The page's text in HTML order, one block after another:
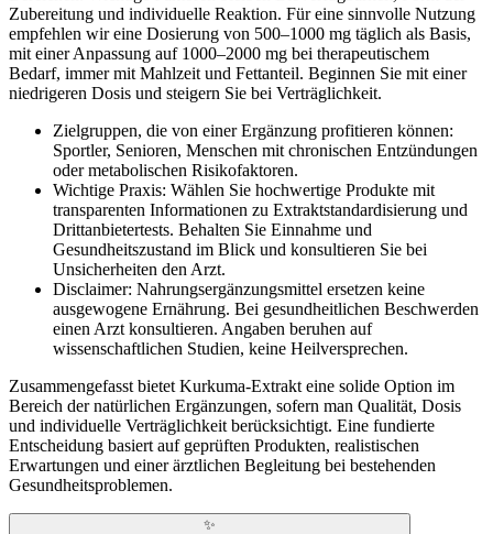
Zubereitung und individuelle Reaktion. Für eine sinnvolle Nutzung
empfehlen wir eine Dosierung von 500–1000 mg täglich als Basis,
mit einer Anpassung auf 1000–2000 mg bei therapeutischem
Bedarf, immer mit Mahlzeit und Fettanteil. Beginnen Sie mit einer
niedrigeren Dosis und steigern Sie bei Verträglichkeit.
Zielgruppen, die von einer Ergänzung profitieren können:
Sportler, Senioren, Menschen mit chronischen Entzündungen
oder metabolischen Risikofaktoren.
Wichtige Praxis: Wählen Sie hochwertige Produkte mit
transparenten Informationen zu Extraktstandardisierung und
Drittanbietertests. Behalten Sie Einnahme und
Gesundheitszustand im Blick und konsultieren Sie bei
Unsicherheiten den Arzt.
Disclaimer: Nahrungsergänzungsmittel ersetzen keine
ausgewogene Ernährung. Bei gesundheitlichen Beschwerden
einen Arzt konsultieren. Angaben beruhen auf
wissenschaftlichen Studien, keine Heilversprechen.
Zusammengefasst bietet Kurkuma-Extrakt eine solide Option im
Bereich der natürlichen Ergänzungen, sofern man Qualität, Dosis
und individuelle Verträglichkeit berücksichtigt. Eine fundierte
Entscheidung basiert auf geprüften Produkten, realistischen
Erwartungen und einer ärztlichen Begleitung bei bestehenden
Gesundheitsproblemen.
✨